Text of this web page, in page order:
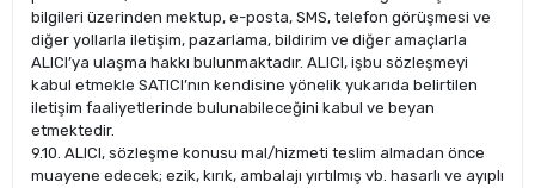
bilgileri üzerinden mektup, e-posta, SMS, telefon görüşmesi ve
diğer yollarla iletişim, pazarlama, bildirim ve diğer amaçlarla
ALICI’ya ulaşma hakkı bulunmaktadır. ALICI, işbu sözleşmeyi
kabul etmekle SATICI’nın kendisine yönelik yukarıda belirtilen
iletişim faaliyetlerinde bulunabileceğini kabul ve beyan
etmektedir.
9.10. ALICI, sözleşme konusu mal/hizmeti teslim almadan önce
muayene edecek; ezik, kırık, ambalajı yırtılmış vb. hasarlı ve ayıplı